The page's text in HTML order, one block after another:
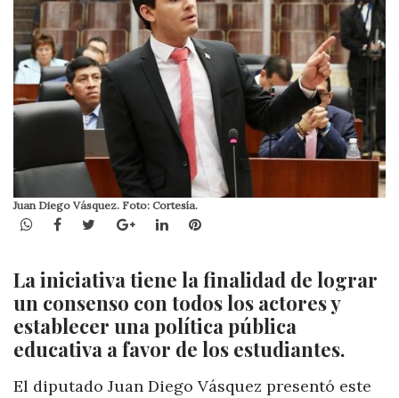
Juan Diego Vásquez. Foto: Cortesía.
WhatsApp
Facebook
TwitterGoogle+LinkedInPinterest
La iniciativa tiene la finalidad de lograr
un consenso con todos los actores y
establecer una política pública
educativa a favor de los estudiantes.
El diputado Juan Diego Vásquez presentó este